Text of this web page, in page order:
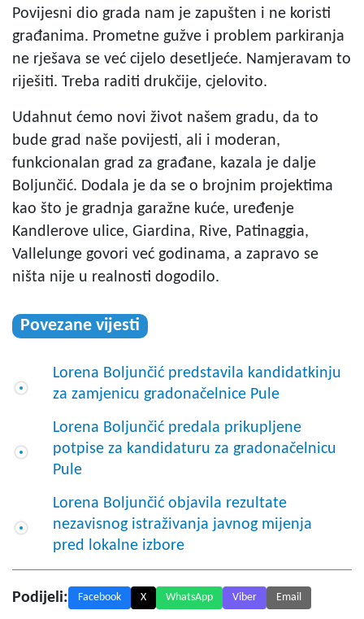
Povijesni dio grada nam je zapušten i ne koristi
građanima. Prometne gužve i problem parkiranja
ne rješava se već cijelo desetljeće. Namjeravam to
riješiti. Treba raditi drukčije, cjelovito.
Udahnut ćemo novi život našem gradu, da to
bude grad naše povijesti, ali i moderan,
funkcionalan grad za građane, kazala je dalje
Boljunčić. Dodala je da se o brojnim projektima
kao što je gradnja garažne kuće, uređenje
Kandlerove ulice, Giardina, Rive, Patinaggia,
Vallelunge govori već godinama, a zapravo se
ništa nije u realnosti dogodilo.
Povezane vijesti
Lorena Boljunčić predstavila kandidatkinju
za zamjenicu gradonačelnice Pule
Lorena Boljunčić predala prikupljene
potpise za kandidaturu za gradonačelnicu
Pule
Lorena Boljunčić objavila rezultate
nezavisnog istraživanja javnog mijenja
pred lokalne izbore
Podijeli: Facebook X WhatsApp Viber Email